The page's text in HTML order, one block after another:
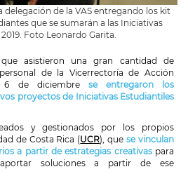
delegación de la VAS entregando los kit
que se sumarán a las Iniciativas
Foto Leonardo Garita.
asistieron una gran cantidad de
de la Vicerrectoría de Acción
de diciembre se entregaron los
proyectos de Iniciativas Estudiantiles
y gestionados por los propios
de Costa Rica (UCR), quese vinculan
a partir de estrategias creativaspara
soluciones a partir de ese